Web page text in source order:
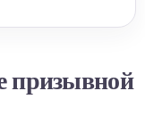
призывной